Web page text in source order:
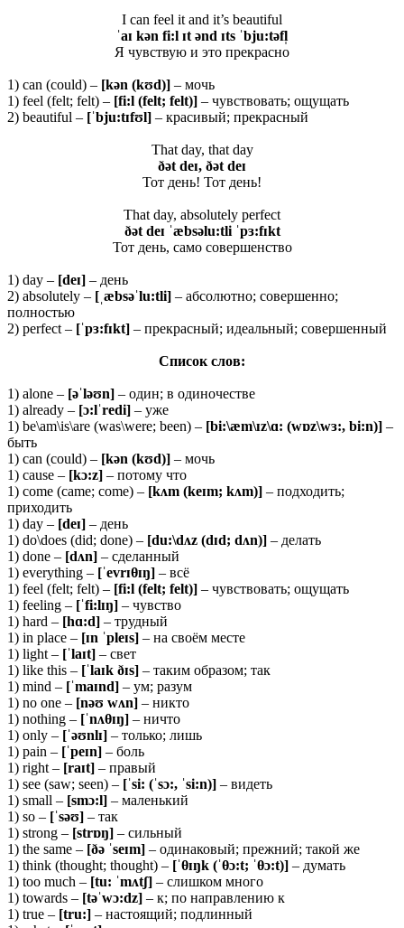
I can feel it and it’s beautiful
ˈaɪ kən fi:l ɪt ənd ɪts ˈbju:təfl̩
Я чувствую и это прекрасно
1) can (could) – [kən (kʊd)] – мочь
1) feel (felt; felt) – [fi:l (felt; felt)] – чувствовать; ощущать
2) beautiful – [ˈbju:tɪfʊl] – красивый; прекрасный
That day, that day
ðət deɪ, ðət deɪ
Тот день! Тот день!
That day, absolutely perfect
ðət deɪ ˈæbsəlu:tli ˈpɜ:fɪkt
Тот день, само совершенство
1) day – [deɪ] – день
2) absolutely – [ˌæbsəˈlu:tli] – абсолютно; совершенно;
полностью
2) perfect – [ˈpɜ:fɪkt] – прекрасный; идеальный; совершенный
Список слов:
1) alone – [əˈləʊn] – один; в одиночестве
1) already – [ɔ:lˈredi] – уже
1) be\am\is\are (was\were; been) – [bi:\æm\ɪz\ɑ: (wɒz\wɜ:, bi:n)] –
быть
1) can (could) – [kən (kʊd)] – мочь
1) cause – [kɔ:z] – потому что
1) come (came; come) – [kʌm (keɪm; kʌm)] – подходить;
приходить
1) day – [deɪ] – день
1) do\does (did; done) – [du:\dʌz (dɪd; dʌn)] – делать
1) done – [dʌn] – сделанный
1) everything – [ˈevrɪθɪŋ] – всё
1) feel (felt; felt) – [fi:l (felt; felt)] – чувствовать; ощущать
1) feeling – [ˈfi:lɪŋ] – чувство
1) hard – [hɑ:d] – трудный
1) in place – [ɪn ˈpleɪs] – на своём месте
1) light – [ˈlaɪt] – свет
1) like this – [ˈlaɪk ðɪs] – таким образом; так
1) mind – [ˈmaɪnd] – ум; разум
1) no one – [nəʊ wʌn] – никто
1) nothing – [ˈnʌθɪŋ] – ничто
1) only – [ˈəʊnlɪ] – только; лишь
1) pain – [ˈpeɪn] – боль
1) right – [raɪt] – правый
1) see (saw; seen) – [ˈsi: (ˈsɔ:, ˈsi:n)] – видеть
1) small – [smɔ:l] – маленький
1) so – [ˈsəʊ] – так
1) strong – [strɒŋ] – сильный
1) the same – [ðə ˈseɪm] – одинаковый; прежний; такой же
1) think (thought; thought) – [ˈθɪŋk (ˈθɔ:t; ˈθɔ:t)] – думать
1) too much – [tu: ˈmʌtʃ] – слишком много
1) towards – [təˈwɔ:dz] – к; по направлению к
1) true – [tru:] – настоящий; подлинный